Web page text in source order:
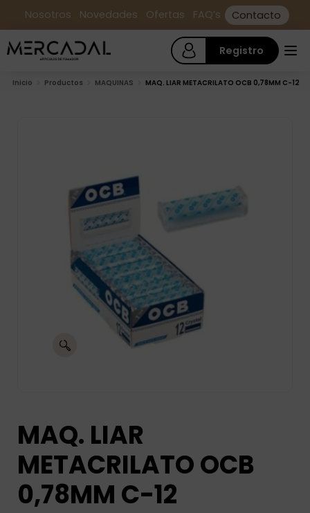
Nosotros Novedades Ofertas FAQ’s Contacto
Registro
Inicio Productos MAQUINAS MAQ. LIAR METACRILATO OCB 0,78MM C-12
MAQ. LIAR
METACRILATO OCB
0,78MM C-12